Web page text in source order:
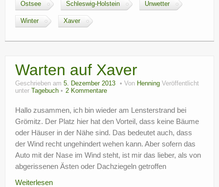
Ostsee Schleswig-Holstein Unwetter
Winter Xaver
Warten auf Xaver
Geschrieben am 5. Dezember 2013 Von Henning Veröffentlicht
unter
Tagebuch 2 Kommentare
Hallo zusammen, ich bin wieder am Lensterstrand bei
Grömitz. Der Platz hier hat den Vorteil, dass keine Bäume
oder Häuser in der Nähe sind. Das bedeutet auch, dass
der Wind recht ungehindert wehen kann. Aber sofern das
Auto mit der Nase im Wind steht, ist mir das lieber, als von
abgerissenen Ästen oder Dachziegeln getroffen
Weiterlesen